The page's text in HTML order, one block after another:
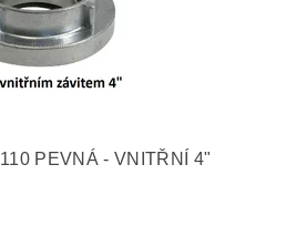
PEVNÁ - VNITŘNÍ 4"